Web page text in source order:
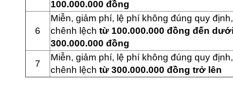
100.000.000 đồng
6
Miễn, giảm phí, lệ phí không đúng quy
chênh lệchtừ 100.000.000 đồng đến dưới
300.000.000 đồng
7
Miễn, giảm phí, lệ phí không đúng quy
chênh lệchtừ 300.000.000 đồng trở lên